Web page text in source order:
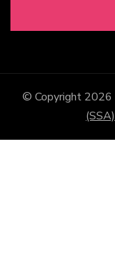
© Copyright 2026
(SSA)